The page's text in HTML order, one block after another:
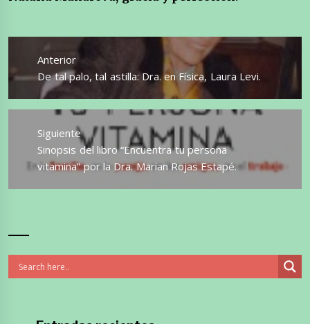
Navegación
entradas
Anterior
Entrada
anterior:
De tal palo, tal astilla: Dra. en Física, Laura Levi.
Siguiente
Entrada
siguiente:
Sinopsis del libro “Encuentra tu persona
vitamina” por la Dra. Marian Rojas Estapé.